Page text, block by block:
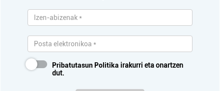
Pribatutasun Politika irakurri eta onartzen
dut.